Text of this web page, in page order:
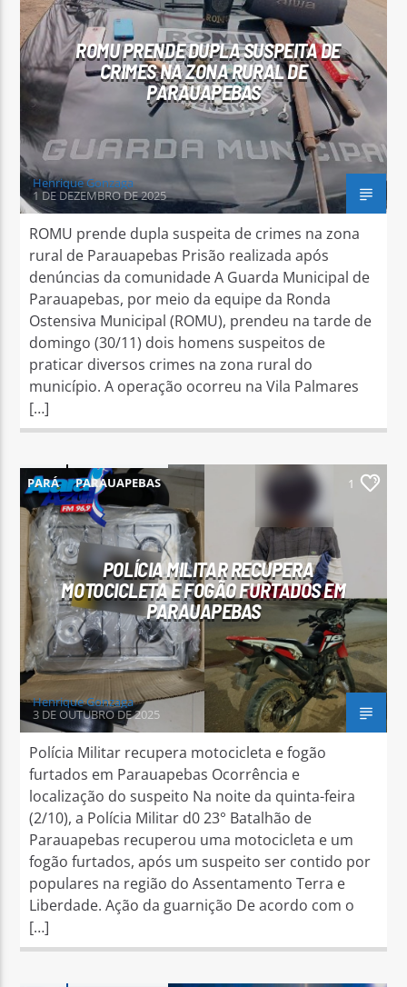
ROMU PRENDE DUPLA SUSPEITA DE
CRIMES NA ZONA RURAL DE
PARAUAPEBAS
Henrique Gonzaga
1 DE DEZEMBRO DE 2025
ROMU prende dupla suspeita de crimes na zona
rural de Parauapebas Prisão realizada após
denúncias da comunidade A Guarda Municipal de
Parauapebas, por meio da equipe da Ronda
Ostensiva Municipal (ROMU), prendeu na tarde de
domingo (30/11) dois homens suspeitos de
praticar diversos crimes na zona rural do
município. A operação ocorreu na Vila Palmares
[…]
PARÁ PARAUAPEBAS 1
POLÍCIA MILITAR RECUPERA
MOTOCICLETA E FOGÃO FURTADOS EM
PARAUAPEBAS
Henrique Gonzaga
3 DE OUTUBRO DE 2025
Polícia Militar recupera motocicleta e fogão
furtados em Parauapebas Ocorrência e
localização do suspeito Na noite da quinta-feira
(2/10), a Polícia Militar d0 23° Batalhão de
Parauapebas recuperou uma motocicleta e um
fogão furtados, após um suspeito ser contido por
populares na região do Assentamento Terra e
Liberdade. Ação da guarnição De acordo com o
[…]